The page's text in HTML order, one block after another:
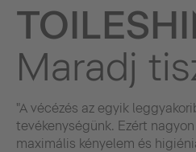
Maradj
"A vécézés az egyik
tevékenységünk. Ezért
maximális kényelem és